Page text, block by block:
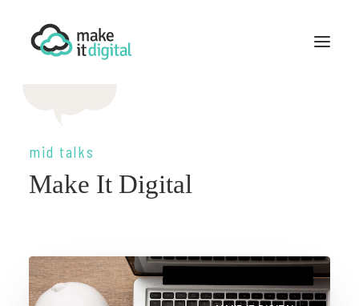
DESENVOLVIMENTO
MID TALKS
mid talks
Make It Digital